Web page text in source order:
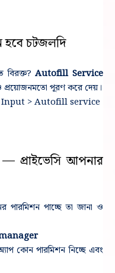
চটজলদি
বিরক্ত?Autofill Service
প্রয়োজনমতো পূরণ করে দেয়।
Input > Autofill service
প্রাইভেসি আপনার
পাচ্ছে তা জানা ও
কোন পারমিশন নিচ্ছে এবং